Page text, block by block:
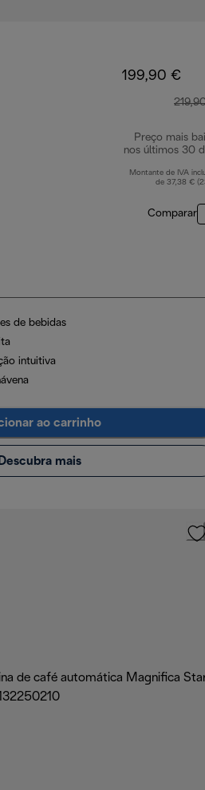
199,90 €
Preço mais
nos últimos 30
Montante de IVA
de 37,38 €
Comparar
de bebidas
intuitiva
ao carrinho
Descubra mais